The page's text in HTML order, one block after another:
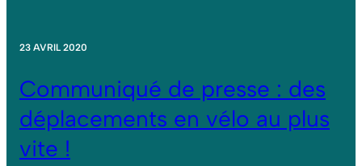
23 AVRIL 2020
Communiqué de presse : des
déplacements en vélo au plus
vite !